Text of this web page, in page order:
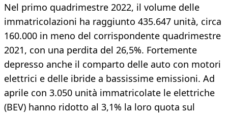
Nel primo quadrimestre 2022, il volume delle
immatricolazioni ha raggiunto 435.647 unità, circa
160.000 in meno del corrispondente quadrimestre
2021, con una perdita del 26,5%. Fortemente
depresso anche il comparto delle auto con motori
elettrici e delle ibride a bassissime emissioni. Ad
aprile con 3.050 unità immatricolate le elettriche
(BEV) hanno ridotto al 3,1% la loro quota sul